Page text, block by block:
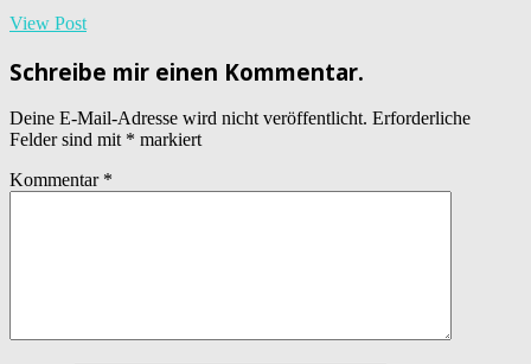
View Post
Schreibe mir einen Kommentar.
Deine E-Mail-Adresse wird nicht veröffentlicht. Erforderliche
Felder sind mit * markiert
Kommentar *